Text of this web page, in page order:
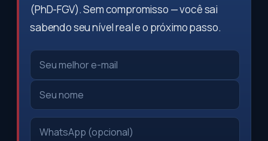
(PhD-FGV). Sem compromisso — você sai
sabendo seu nível real e o próximo passo.